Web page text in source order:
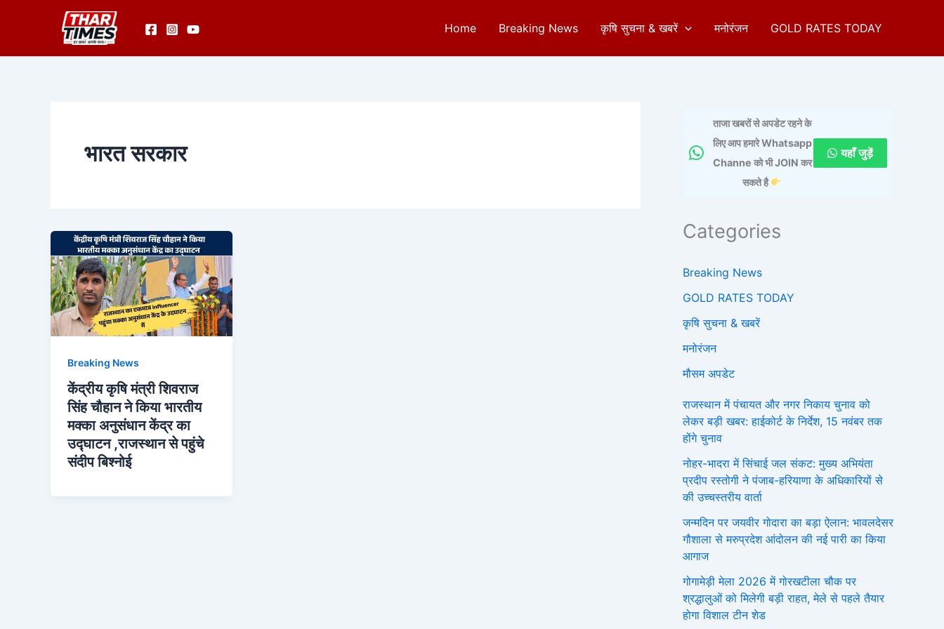
Home Breaking News कृषि सुचना & खबरें मनोरंजन GOLD RATES TODAY
भारत सरकार
Breaking News
केंद्रीय कृषि मंत्री शिवराज
सिंह चौहान ने किया भारतीय
मक्का अनुसंधान केंद्र का
उद्घाटन ,राजस्थान से पहुंचे
संदीप बिश्नोई
ताजा खबरों से अपडेट रहने के
लिए आप हमारे Whatsapp
Channe को भी JOIN कर
सकते है
यहाँ जुड़ें
Categories
Breaking News
GOLD RATES TODAY
कृषि सुचना & खबरें
मनोरंजन
मौसम अपडेट
राजस्थान में पंचायत और नगर निकाय चुनाव को
लेकर बड़ी खबर: हाईकोर्ट के निर्देश, 15 नवंबर तक
होंगे चुनाव
नोहर-भादरा में सिंचाई जल संकट: मुख्य अभियंता
प्रदीप रस्तोगी ने पंजाब-हरियाणा के अधिकारियों से
की उच्चस्तरीय वार्ता
जन्मदिन पर जयवीर गोदारा का बड़ा ऐलान: भावलदेसर
गौशाला से मरुप्रदेश आंदोलन की नई पारी का किया
आगाज
गोगामेड़ी मेला 2026 में गोरखटीला चौक पर
श्रद्धालुओं को मिलेगी बड़ी राहत, मेले से पहले तैयार
होगा विशाल टीन शेड